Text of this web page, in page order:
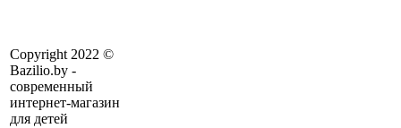
Copyright 2022 ©
Bazilio.by -
современный
интернет-магазин
для детей